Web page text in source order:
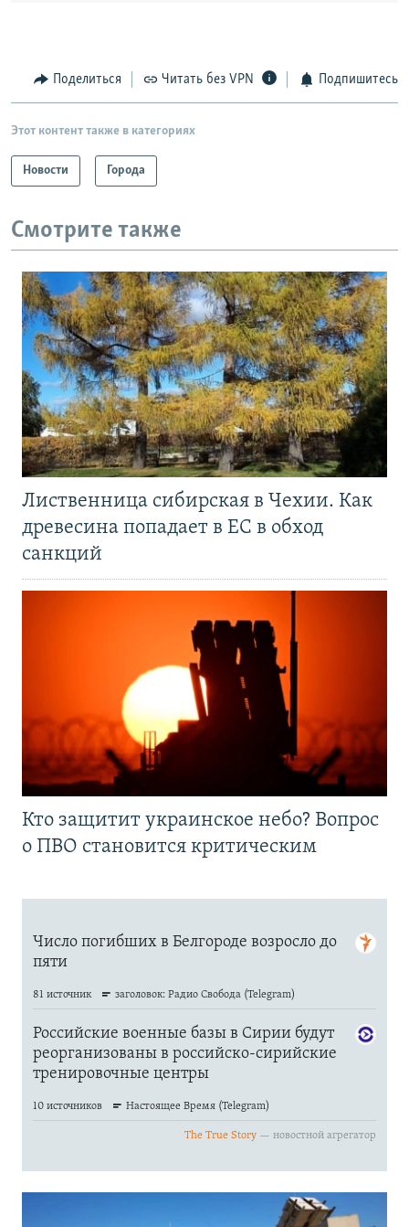
Поделиться Читать без VPN Подпишитесь
Этот контент также в категориях
Новости Города
Смотрите также
Лиственница сибирская в Чехии. Как
древесина попадает в ЕС в обход
санкций
Кто защитит украинское небо? Вопрос
о ПВО становится критическим